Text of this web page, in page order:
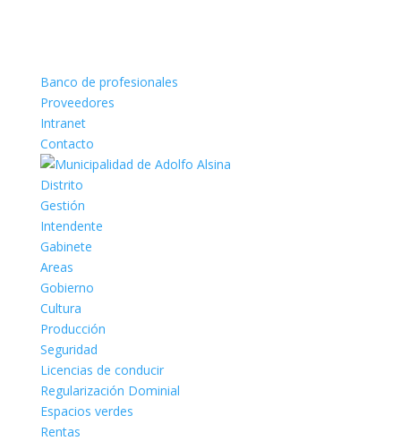
Banco de profesionales
Proveedores
Intranet
Contacto
Distrito
Gestión
Intendente
Gabinete
Areas
Gobierno
Cultura
Producción
Seguridad
Licencias de conducir
Regularización Dominial
Espacios verdes
Rentas